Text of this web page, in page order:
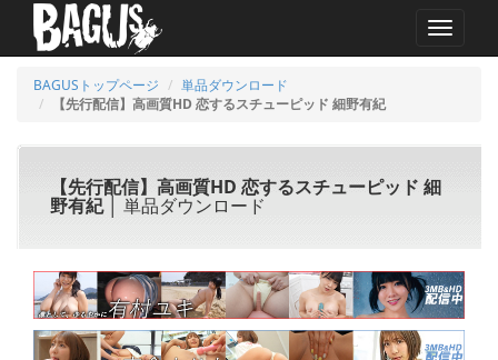
MENU
BAGUSトップページ
単品ダウンロード
【先行配信】高画質HD 恋するスチューピッド 細野有紀
【先行配信】高画質HD 恋するスチューピッド 細
野有紀│ 単品ダウンロード